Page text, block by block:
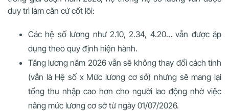
duy trì làm căn cứ cốt lõi:
Các hệ số lương như 2.10, 2.34, 4.20… vẫn được áp
dụng theo quy định hiện hành.
Tăng lương năm 2026 vẫn sẽ không thay đổi cách tính
(vẫn là Hệ số x Mức lương cơ sở) nhưng sẽ mang lại
tổng thu nhập cao hơn cho người lao động nhờ việc
nâng mức lương cơ sở từ ngày 01/07/2026.